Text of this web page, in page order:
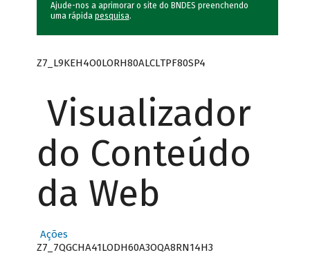
Ajude-nos a aprimorar o site do BNDES preenchendo
uma rápida pesquisa.
Z7_L9KEH4O0LORH80ALCLTPF80SP4
Visualizador
do Conteúdo
da Web
Ações
Z7_7QGCHA41LODH60A3OQA8RN14H3